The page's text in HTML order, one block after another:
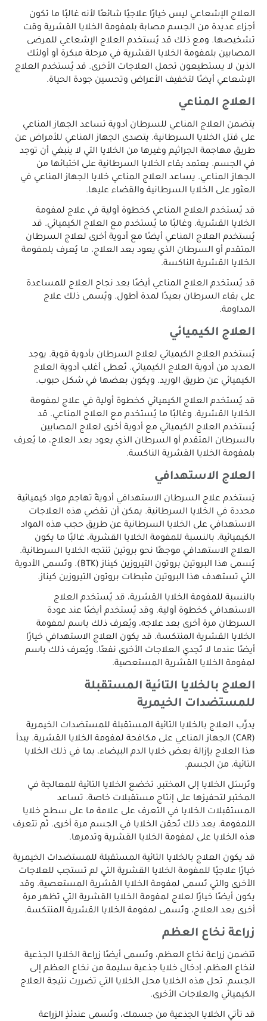
العلاج الإشعاعي ليس خيارًا علاجيًا شائعًا لأنه غالبًا ما تكون
أجزاء عديدة من الجسم مصابة بلمفومة الخلايا القشرية وقت
تشخيصها. ومع ذلك قد يُستخدم العلاج الإشعاعي للمرضى
المصابين بلمفومة الخلايا القشرية في مرحلة مبكرة أو أولئك
الذين لا يستطيعون تحمل العلاجات الأخرى. قد يُستخدم العلاج
الإشعاعي أيضًا لتخفيف الأعراض وتحسين جودة الحياة.
العلاج المناعي
يتضمن العلاج المناعي للسرطان أدوية تساعد الجهاز المناعي
على قتل الخلايا السرطانية. يتصدى الجهاز المناعي للأمراض عن
طريق مهاجمة الجراثيم وغيرها من الخلايا التي لا ينبغي أن توجد
في الجسم. يعتمد بقاء الخلايا السرطانية على اختبائها من
الجهاز المناعي. يساعد العلاج المناعي خلايا الجهاز المناعي في
العثور على الخلايا السرطانية والقضاء عليها.
قد يُستخدم العلاج المناعي كخطوة أولية في علاج لمفومة
الخلايا القشرية. وغالبًا ما يُستخدم مع العلاج الكيميائي. قد
يُستخدم العلاج المناعي أيضًا مع أدوية أخرى لعلاج السرطان
المتقدم أو السرطان الذي يعود بعد العلاج، ما يُعرف بلمفومة
الخلايا القشرية الناكسة.
قد يُستخدم العلاج المناعي أيضًا بعد نجاح العلاج للمساعدة
على بقاء السرطان بعيدًا لمدة أطول. ويُسمى ذلك علاج
المداومة.
العلاج الكيميائي
يُستخدم العلاج الكيميائي لعلاج السرطان بأدوية قوية. يوجد
العديد من أدوية العلاج الكيميائي. تُعطى أغلب أدوية العلاج
الكيميائي عن طريق الوريد. ويكون بعضها في شكل حبوب.
قد يُستخدم العلاج الكيميائي كخطوة أولية في علاج لمفومة
الخلايا القشرية. وغالبًا ما يُستخدم مع العلاج المناعي. قد
يُستخدم العلاج الكيميائي مع أدوية أخرى لعلاج المصابين
بالسرطان المتقدم أو السرطان الذي يعود بعد العلاج، ما يُعرف
بلمفومة الخلايا القشرية الناكسة.
العلاج الاستهدافي
يَستخدم علاج السرطان الاستهدافي أدويةً تهاجم مواد كيميائية
محددة في الخلايا السرطانية. يمكن أن تقضي هذه العلاجات
الاستهدافي على الخلايا السرطانية عن طريق حجب هذه المواد
الكيميائية. بالنسبة للمفومة الخلايا القشرية، غالبًا ما يكون
العلاج الاستهدافي موجهًا نحو بروتين تنتجه الخلايا السرطانية.
يُسمى هذا البروتين بروتون التيروزين كيناز (BTK). وتُسمى الأدوية
التي تستهدف هذا البروتين مثبطات بروتون التيروزين كيناز.
بالنسبة للمفومة الخلايا القشرية، قد يُستخدم العلاج
الاستهدافي كخطوة أولية. وقد يُستخدم أيضًا عند عودة
السرطان مرة أخرى بعد علاجه، ويُعرف ذلك باسم لمفومة
الخلايا القشرية المنتكسة. قد يكون العلاج الاستهدافي خيارًا
أيضًا عندما لا تُجدي العلاجات الأخرى نفعًا. ويُعرف ذلك باسم
لمفومة الخلايا القشرية المستعصية.
العلاج بالخلايا التائية المستقبلة
للمستضدات الخيمرية
يدرِّب العلاج بالخلايا التائية المستقبلة للمستضدات الخيمرية
(CAR) الجهاز المناعي على مكافحة لمفومة الخلايا القشرية. يبدأ
هذا العلاج بإزالة بعض خلايا الدم البيضاء، بما في ذلك الخلايا
التائية، من الجسم.
وتُرسَل الخلايا إلى المختبر. تخضع الخلايا التائية للمعالجة في
المختبر لتحفيزها على إنتاج مستقبلات خاصة. تساعد
المستقبلات الخلايا في التعرف على علامة ما على سطح خلايا
اللمفومة. بعد ذلك تُحقن الخلايا في الجسم مرة أخرى. ثم تتعرف
هذه الخلايا على لمفومة الخلايا القشرية وتدمرها.
قد يكون العلاج بالخلايا التائية المستقبلة للمستضدات الخيمرية
خيارًا علاجيًا للمفومة الخلايا القشرية التي لم تستجب للعلاجات
الأخرى والتي تُسمى لمفومة الخلايا القشرية المستعصية. وقد
يكون أيضًا خيارًا لعلاج لمفومة الخلايا القشرية التي تظهر مرة
أخرى بعد العلاج، وتُسمى لمفومة الخلايا القشرية المنتكسة.
زراعة نخاع العظم
تتضمن زراعة نخاع العظم، وتُسمى أيضًا زراعة الخلايا الجذعية
لنخاع العظم، إدخال خلايا جذعية سليمة من نخاع العظم إلى
الجسم. تحل هذه الخلايا محل الخلايا التي تضررت نتيجة العلاج
الكيميائي والعلاجات الأخرى.
قد تأتي الخلايا الجذعية من جسمك، وتُسمى عندئذٍ الزراعة